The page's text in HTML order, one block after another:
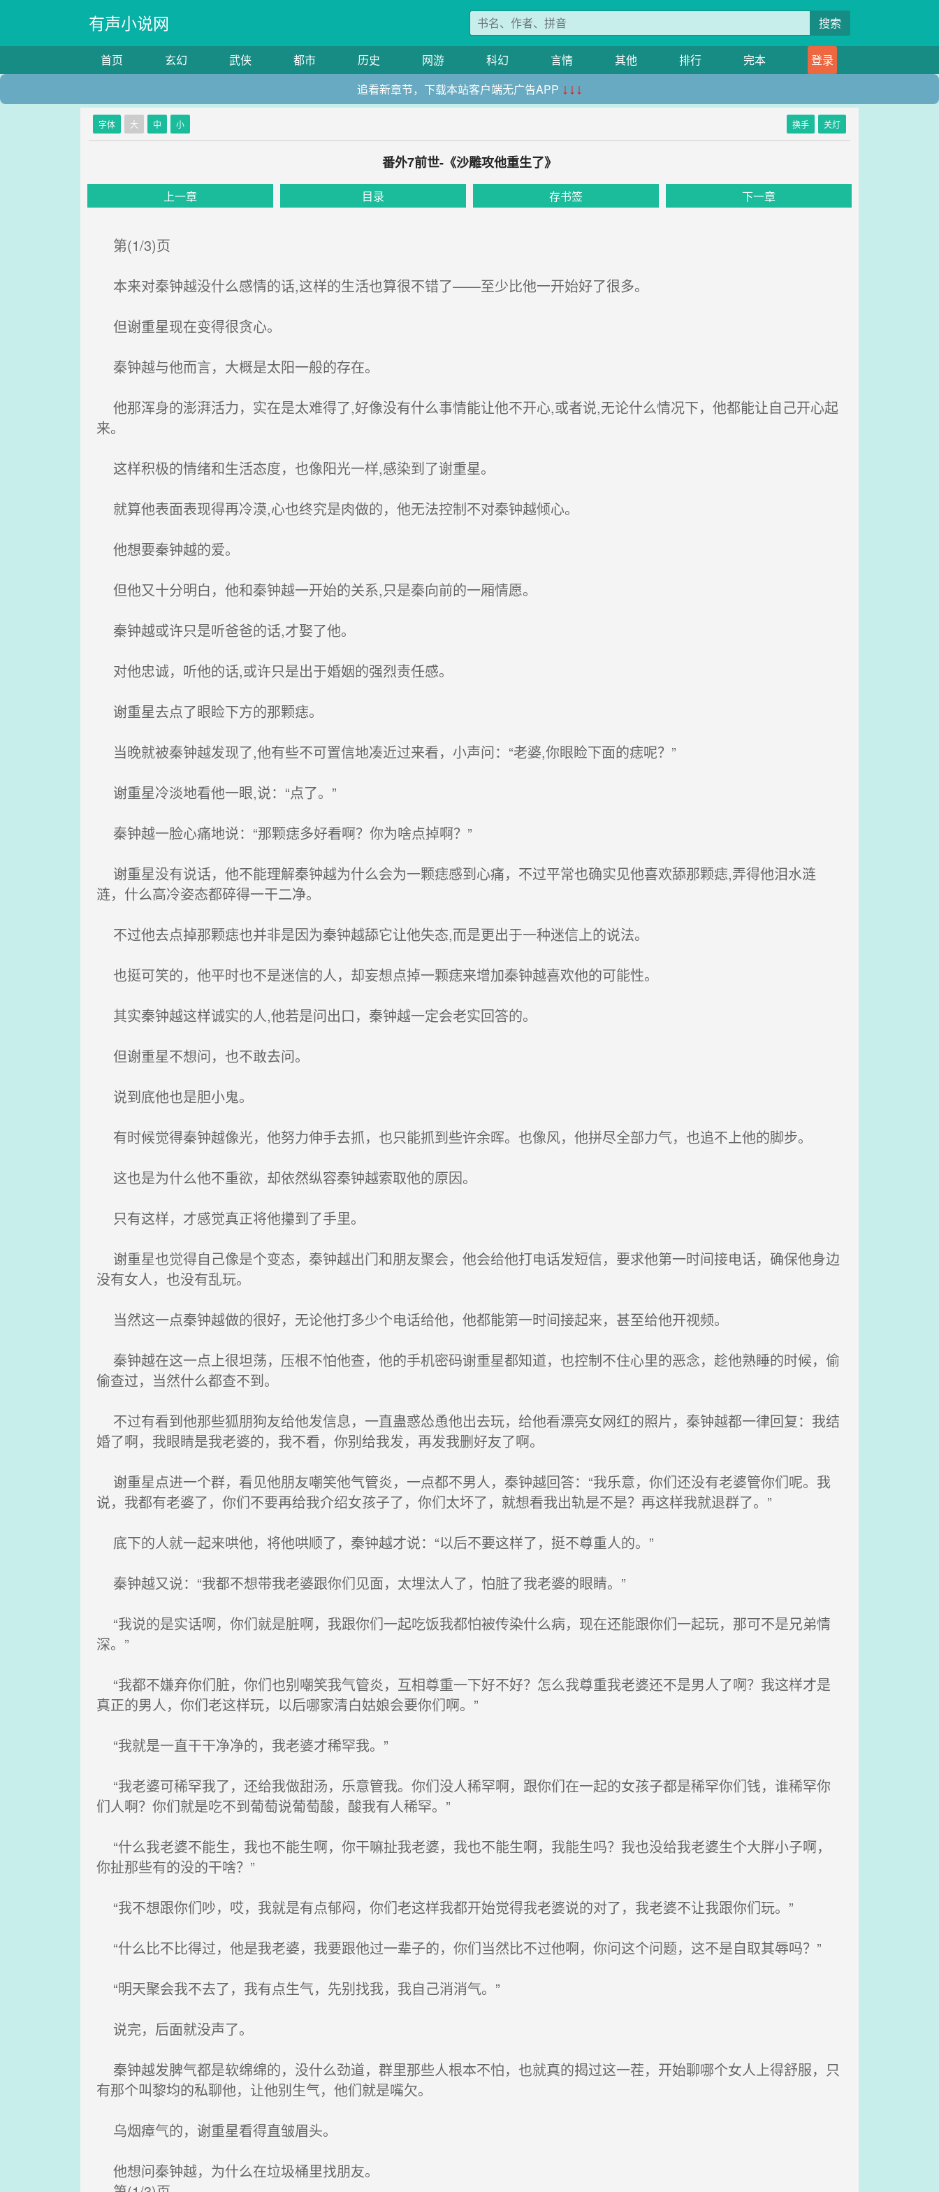
有声小说网 搜索
首页 玄幻 武侠 都市 历史 网游 科幻 言情 其他 排行 完本
登录
追看新章节，下载本站客户端无广告APP ↓↓↓
字体 大 中 小 换手 关灯
番外7前世-《沙雕攻他重生了》
上一章 目录 存书签 下一章
第(1/3)页
本来对秦钟越没什么感情的话,这样的生活也算很不错了——至少比他一开始好了很多。
但谢重星现在变得很贪心。
秦钟越与他而言，大概是太阳一般的存在。
他那浑身的澎湃活力，实在是太难得了,好像没有什么事情能让他不开心,或者说,无论什么情况下，他都能让自己开心起
来。
这样积极的情绪和生活态度，也像阳光一样,感染到了谢重星。
就算他表面表现得再冷漠,心也终究是肉做的，他无法控制不对秦钟越倾心。
他想要秦钟越的爱。
但他又十分明白，他和秦钟越一开始的关系,只是秦向前的一厢情愿。
秦钟越或许只是听爸爸的话,才娶了他。
对他忠诚，听他的话,或许只是出于婚姻的强烈责任感。
谢重星去点了眼睑下方的那颗痣。
当晚就被秦钟越发现了,他有些不可置信地凑近过来看，小声问：“老婆,你眼睑下面的痣呢？”
谢重星冷淡地看他一眼,说：“点了。”
秦钟越一脸心痛地说：“那颗痣多好看啊？你为啥点掉啊？”
谢重星没有说话，他不能理解秦钟越为什么会为一颗痣感到心痛，不过平常也确实见他喜欢舔那颗痣,弄得他泪水涟
涟，什么高冷姿态都碎得一干二净。
不过他去点掉那颗痣也并非是因为秦钟越舔它让他失态,而是更出于一种迷信上的说法。
也挺可笑的，他平时也不是迷信的人，却妄想点掉一颗痣来增加秦钟越喜欢他的可能性。
其实秦钟越这样诚实的人,他若是问出口，秦钟越一定会老实回答的。
但谢重星不想问，也不敢去问。
说到底他也是胆小鬼。
有时候觉得秦钟越像光，他努力伸手去抓，也只能抓到些许余晖。也像风，他拼尽全部力气，也追不上他的脚步。
这也是为什么他不重欲，却依然纵容秦钟越索取他的原因。
只有这样，才感觉真正将他攥到了手里。
谢重星也觉得自己像是个变态，秦钟越出门和朋友聚会，他会给他打电话发短信，要求他第一时间接电话，确保他身边
没有女人，也没有乱玩。
当然这一点秦钟越做的很好，无论他打多少个电话给他，他都能第一时间接起来，甚至给他开视频。
秦钟越在这一点上很坦荡，压根不怕他查，他的手机密码谢重星都知道，也控制不住心里的恶念，趁他熟睡的时候，偷
偷查过，当然什么都查不到。
不过有看到他那些狐朋狗友给他发信息，一直蛊惑怂恿他出去玩，给他看漂亮女网红的照片，秦钟越都一律回复：我结
婚了啊，我眼睛是我老婆的，我不看，你别给我发，再发我删好友了啊。
谢重星点进一个群，看见他朋友嘲笑他气管炎，一点都不男人，秦钟越回答：“我乐意，你们还没有老婆管你们呢。我
说，我都有老婆了，你们不要再给我介绍女孩子了，你们太坏了，就想看我出轨是不是？再这样我就退群了。”
底下的人就一起来哄他，将他哄顺了，秦钟越才说：“以后不要这样了，挺不尊重人的。”
秦钟越又说：“我都不想带我老婆跟你们见面，太埋汰人了，怕脏了我老婆的眼睛。”
“我说的是实话啊，你们就是脏啊，我跟你们一起吃饭我都怕被传染什么病，现在还能跟你们一起玩，那可不是兄弟情
深。”
“我都不嫌弃你们脏，你们也别嘲笑我气管炎，互相尊重一下好不好？怎么我尊重我老婆还不是男人了啊？我这样才是
真正的男人，你们老这样玩，以后哪家清白姑娘会要你们啊。”
“我就是一直干干净净的，我老婆才稀罕我。”
“我老婆可稀罕我了，还给我做甜汤，乐意管我。你们没人稀罕啊，跟你们在一起的女孩子都是稀罕你们钱，谁稀罕你
们人啊？你们就是吃不到葡萄说葡萄酸，酸我有人稀罕。”
“什么我老婆不能生，我也不能生啊，你干嘛扯我老婆，我也不能生啊，我能生吗？我也没给我老婆生个大胖小子啊，
你扯那些有的没的干啥？”
“我不想跟你们吵，哎，我就是有点郁闷，你们老这样我都开始觉得我老婆说的对了，我老婆不让我跟你们玩。”
“什么比不比得过，他是我老婆，我要跟他过一辈子的，你们当然比不过他啊，你问这个问题，这不是自取其辱吗？”
“明天聚会我不去了，我有点生气，先别找我，我自己消消气。”
说完，后面就没声了。
秦钟越发脾气都是软绵绵的，没什么劲道，群里那些人根本不怕，也就真的揭过这一茬，开始聊哪个女人上得舒服，只
有那个叫黎均的私聊他，让他别生气，他们就是嘴欠。
乌烟瘴气的，谢重星看得直皱眉头。
他想问秦钟越，为什么在垃圾桶里找朋友。